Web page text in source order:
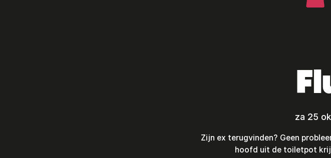
za 25
Zijn ex terugvinden? Geen
hoofd uit de toiletpot